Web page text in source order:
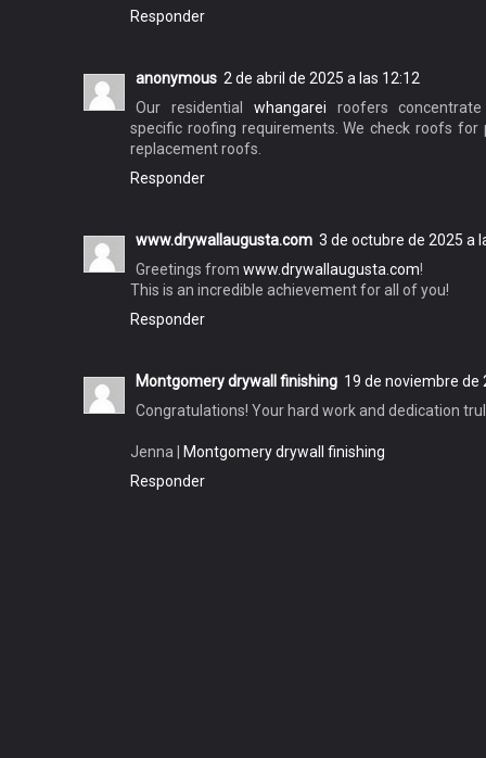
Responder
anonymous 2 de abril de 2025 a las 12:12
Our residential whangarei roofers
specific roofing requirements. We check roofs
replacement roofs.
Responder
www.drywallaugusta.com 3 de octubre de 2025 a
Greetings from www.drywallaugusta.com!
This is an incredible achievement for all of you!
Responder
Montgomery drywall finishing 19 de noviembre de
Congratulations! Your hard work and dedication
Jenna |
Montgomery drywall finishing
Responder